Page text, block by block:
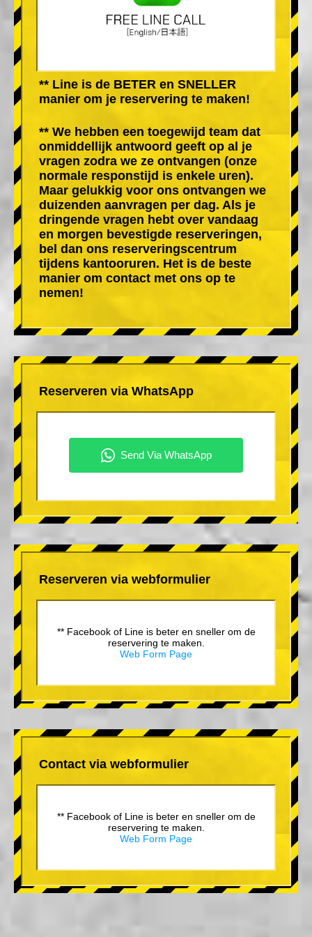
** Line is de BETER en SNELLER
manier om je reservering te maken!
** We hebben een toegewijd team dat
onmiddellijk antwoord geeft op al je
vragen zodra we ze ontvangen (onze
normale responstijd is enkele uren).
Maar gelukkig voor ons ontvangen we
duizenden aanvragen per dag. Als je
dringende vragen hebt over vandaag
en morgen bevestigde reserveringen,
bel dan ons reserveringscentrum
tijdens kantooruren. Het is de beste
manier om contact met ons op te
nemen!
Reserveren via WhatsApp
Reserveren via webformulier
** Facebook of Line is beter en sneller om de
reservering te maken.
Web Form Page
Contact via webformulier
** Facebook of Line is beter en sneller om de
reservering te maken.
Web Form Page